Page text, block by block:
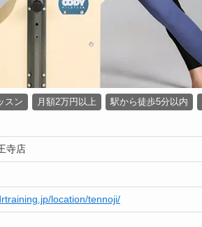
スン 月額2万円以上 駅から徒歩5分以内
寺店
location/tennoji/